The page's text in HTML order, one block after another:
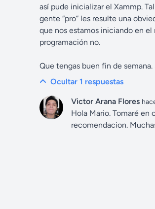
así pude inicializar el Xammp.
gente “pro” les resulte una
que nos estamos iniciando en el
programación no.
Que tengas buen fin de semana.
Ocultar 1 respuestas
Victor Arana Flores
Hola Mario. Tomaré en
recomendacion.